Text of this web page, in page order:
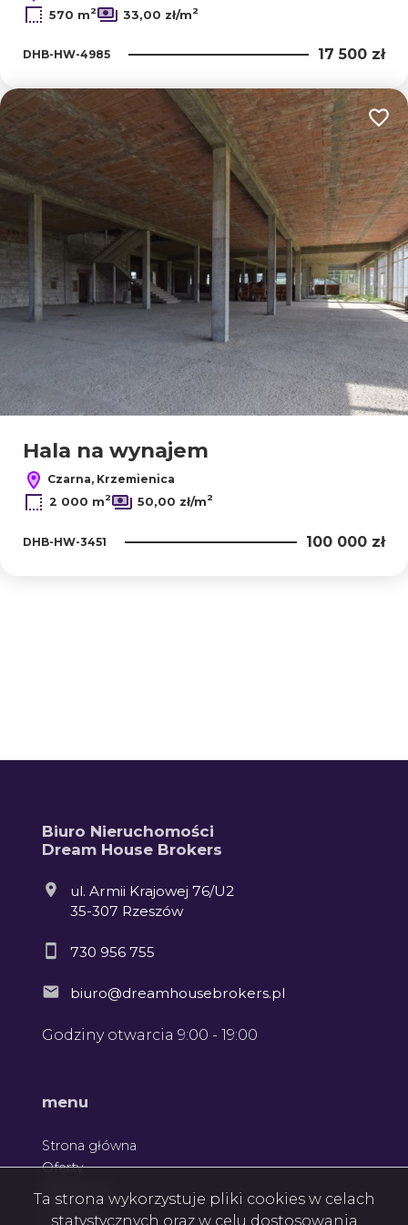
570 m2 33,00 zł/m2
DHB-HW-4985 17 500 zł
Hala na wynajem
Czarna, Krzemienica
2 000 m2 50,00 zł/m2
DHB-HW-3451 100 000 zł
Biuro Nieruchomości
Dream House Brokers
ul. Armii Krajowej 76/U2
35-307 Rzeszów
730 956 755
biuro@dreamhousebrokers.pl
Godziny otwarcia 9:00 - 19:00
menu
Strona główna
Oferty
Ta strona wykorzystuje pliki cookies w celach
statystycznych oraz w celu dostosowania